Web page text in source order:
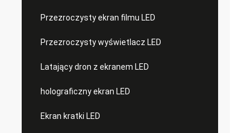
Przezroczysty ekran filmu LED
Przezroczysty wyświetlacz LED
Latający dron z ekranem LED
holograficzny ekran LED
Ekran kratki LED